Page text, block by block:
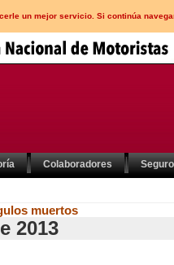
un mejor servicio. Si continúa
Colaboradores
muertos
2013